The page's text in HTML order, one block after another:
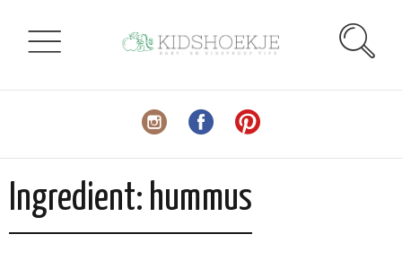
Ingredient: hummus